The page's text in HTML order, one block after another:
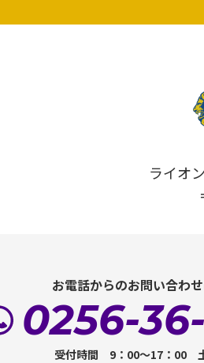
ライオ
お電話からのお問い合わ
0256-
受付時間 9：00～17：00